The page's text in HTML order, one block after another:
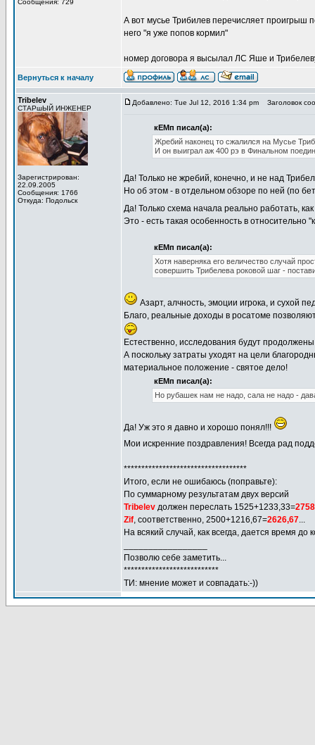
Сообщения: 729
А вот мусье Трибилев перечисляет проигрыш
него "я уже попов кормил"
номер договора я высылал ЛС Яше и
Вернуться к началу
Tribelev
СТАРшЫЙ ИНЖЕНЕР
Зарегистрирован:
22.09.2005
Сообщения: 1766
Откуда: Подольск
Добавлено: Tue Jul 12, 2016 1:34 pm Заголовок
кЕМп писал(а):
Жребий наконец то сжалился на Мусье
И он выиграл аж 400 рэ в Финальном
Да! Только не жребий, конечно, и не над
Но об этом - в отдельном обзоре по ней (по
Да! Только схема начала реально работать,
Это - есть такая особенность в относительно
кЕМп писал(а):
Хотя наверняка его величество случай
совершить Трибелева роковой шаг -
Азарт, алчность, эмоции игрока, и сухой
Благо, реальные доходы в росатоме
Естественно, исследования будут
А поскольку затраты уходят на цели
материальное положение - святое дело!
кЕМп писал(а):
Но рубашек нам не надо, сала не надо -
Да! Уж это я давно и хорошо понял!!!
Мои искренние поздравления! Всегда рад
***********************************
Итого, если не ошибаюсь (поправьте):
По суммарному результатам двух версий
Tribelev должен переслать 1525+1233,33=
Zif, соответственно, 2500+1216,67=2626,67...
На всякий случай, как всегда, дается время
Позволю себе заметить...
***************************
ТИ: мнение может и совпадать:-))